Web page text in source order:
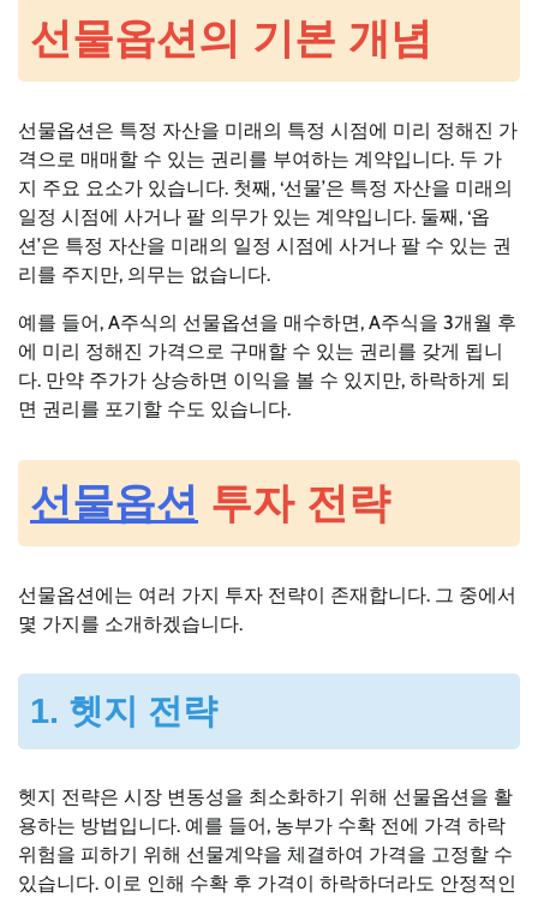
선물옵션의 기본 개념
선물옵션은 특정 자산을 미래의 특정 시점에 미리 정해진 가
격으로 매매할 수 있는 권리를 부여하는 계약입니다. 두 가
지 주요 요소가 있습니다. 첫째, ‘선물’은 특정 자산을 미래의
일정 시점에 사거나 팔 의무가 있는 계약입니다. 둘째, ‘옵
션’은 특정 자산을 미래의 일정 시점에 사거나 팔 수 있는 권
리를 주지만, 의무는 없습니다.
예를 들어, A주식의 선물옵션을 매수하면, A주식을 3개월 후
에 미리 정해진 가격으로 구매할 수 있는 권리를 갖게 됩니
다. 만약 주가가 상승하면 이익을 볼 수 있지만, 하락하게 되
면 권리를 포기할 수도 있습니다.
선물옵션 투자 전략
선물옵션에는 여러 가지 투자 전략이 존재합니다. 그 중에서
몇 가지를 소개하겠습니다.
1. 헷지 전략
헷지 전략은 시장 변동성을 최소화하기 위해 선물옵션을 활
용하는 방법입니다. 예를 들어, 농부가 수확 전에 가격 하락
위험을 피하기 위해 선물계약을 체결하여 가격을 고정할 수
있습니다. 이로 인해 수확 후 가격이 하락하더라도 안정적인